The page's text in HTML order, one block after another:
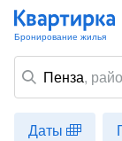
Пенза,
Даты